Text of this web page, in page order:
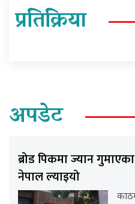
प्रतिक्रिया
अपडेट
ब्रोड पिकमा ज्यान
नेपाल ल्याइयो